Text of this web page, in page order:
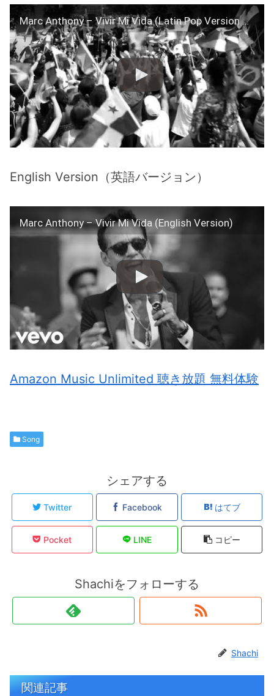
Marc Anthony – Vivir Mi Vida (Latin Pop Version Abdias Dj. Edit)
English Version（英語バージョン）
Marc Anthony – Vivir Mi Vida (English Version)
Amazon Music Unlimited 聴き放題 無料体験
Song
シェアする
Twitter Facebook はてブ
Pocket LINE コピー
Shachiをフォローする
Shachi
関連記事